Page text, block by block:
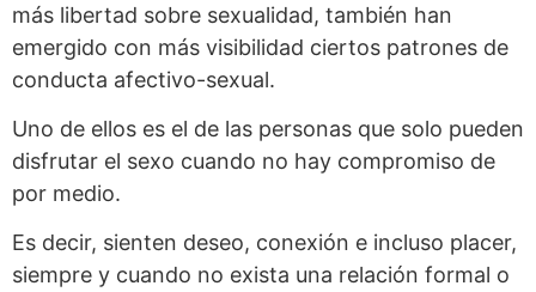
más libertad sobre sexualidad, también han
emergido con más visibilidad ciertos patrones de
conducta afectivo-sexual.
Uno de ellos es el de las personas que solo pueden
disfrutar el sexo cuando no hay compromiso de
por medio.
Es decir, sienten deseo, conexión e incluso placer,
siempre y cuando no exista una relación formal o